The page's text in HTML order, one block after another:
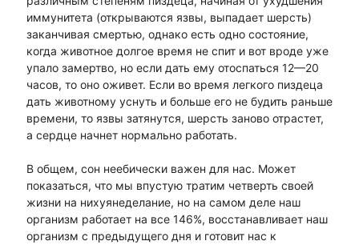
иммунитета (открываются язвы, выпадает шерсть)
заканчивая смертью, однако есть одно состояние,
когда животное долгое время не спит и вот вроде уже
упало замертво, но если дать ему отоспаться 12—20
часов, то оно оживет. Если во время легкого пиздеца
дать животному уснуть и больше его не будить раньше
времени, то язвы затянутся, шерсть заново отрастет,
а сердце начнет нормально работать.
В общем, сон неебически важен для нас. Может
показаться, что мы впустую тратим четверть своей
жизни на нихуянеделание, но на самом деле наш
организм работает на все 146%, восстанавливает наш
организм с предыдущего дня и готовит нас к